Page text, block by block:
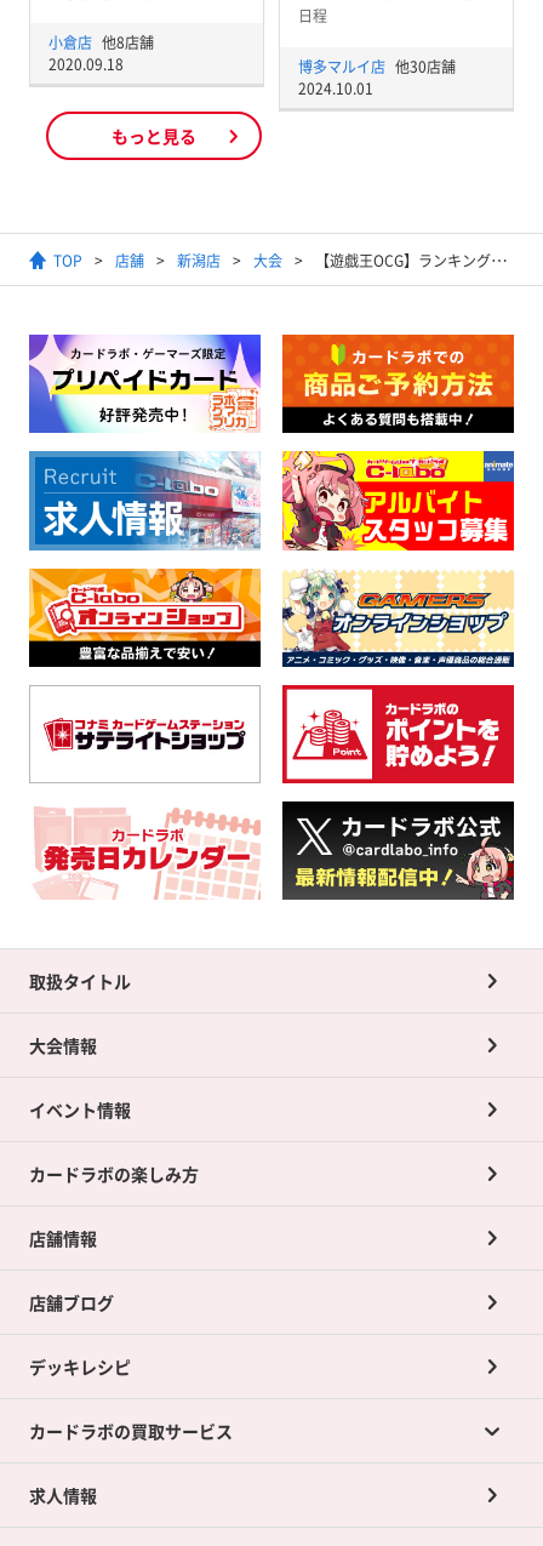
日程
博多マルイ店 他30店舗
2024.10.01
小倉店 他8店舗
2020.09.18
もっと見る
TOP 店舗 新潟店 大会 【遊戯王OCG】ランキングデュエル
取扱タイトル
大会情報
イベント情報
カードラボの楽しみ方
店舗情報
店舗ブログ
デッキレシピ
カードラボの買取サービス
カードラボの買取サービスTOP
求人情報